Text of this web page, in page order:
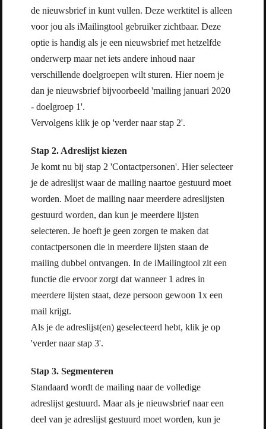
de nieuwsbrief in kunt vullen. Deze werktitel is alleen
voor jou als iMailingtool gebruiker zichtbaar. Deze
optie is handig als je een nieuwsbrief met hetzelfde
onderwerp maar net iets andere inhoud naar
verschillende doelgroepen wilt sturen. Hier noem je
dan je nieuwsbrief bijvoorbeeld 'mailing januari 2020
- doelgroep 1'.
Vervolgens klik je op 'verder naar stap 2'.
Stap 2. Adreslijst kiezen
Je komt nu bij stap 2 'Contactpersonen'. Hier selecteer
je de adreslijst waar de mailing naartoe gestuurd moet
worden. Moet de mailing naar meerdere adreslijsten
gestuurd worden, dan kun je meerdere lijsten
selecteren. Je hoeft je geen zorgen te maken dat
contactpersonen die in meerdere lijsten staan de
mailing dubbel ontvangen. In de iMailingtool zit een
functie die ervoor zorgt dat wanneer 1 adres in
meerdere lijsten staat, deze persoon gewoon 1x een
mail krijgt.
Als je de adreslijst(en) geselecteerd hebt, klik je op
'verder naar stap 3'.
Stap 3. Segmenteren
Standaard wordt de mailing naar de volledige
adreslijst gestuurd. Maar als je nieuwsbrief naar een
deel van je adreslijst gestuurd moet worden, kun je